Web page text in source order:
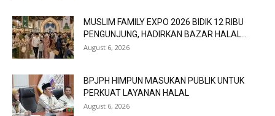
MUSLIM FAMILY EXPO 2026 BIDIK 12 RIBU
PENGUNJUNG, HADIRKAN BAZAR HALAL...
August 6, 2026
BPJPH HIMPUN MASUKAN PUBLIK UNTUK
PERKUAT LAYANAN HALAL
August 6, 2026